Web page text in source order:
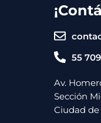
55
Av.
Sección
Ciudad de
Envíos
Métodos
Contacto
Contacto